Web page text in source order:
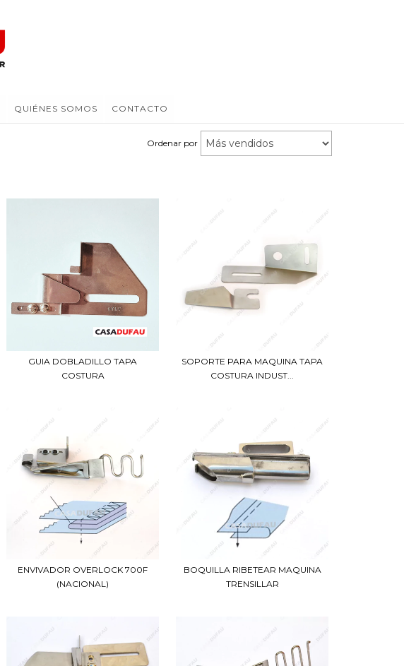
QUIÉNES SOMOS CONTACTO
Ordenar por
GUIA DOBLADILLO TAPA
COSTURA
SOPORTE PARA MAQUINA TAPA
COSTURA INDUST...
ENVIVADOR OVERLOCK 700F
(NACIONAL)
BOQUILLA RIBETEAR MAQUINA
TRENSILLAR